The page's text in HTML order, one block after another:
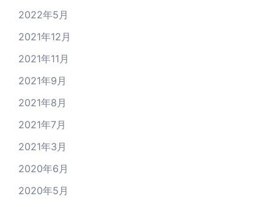
2022年5月
2021年12月
2021年11月
2021年9月
2021年8月
2021年7月
2021年3月
2020年6月
2020年5月